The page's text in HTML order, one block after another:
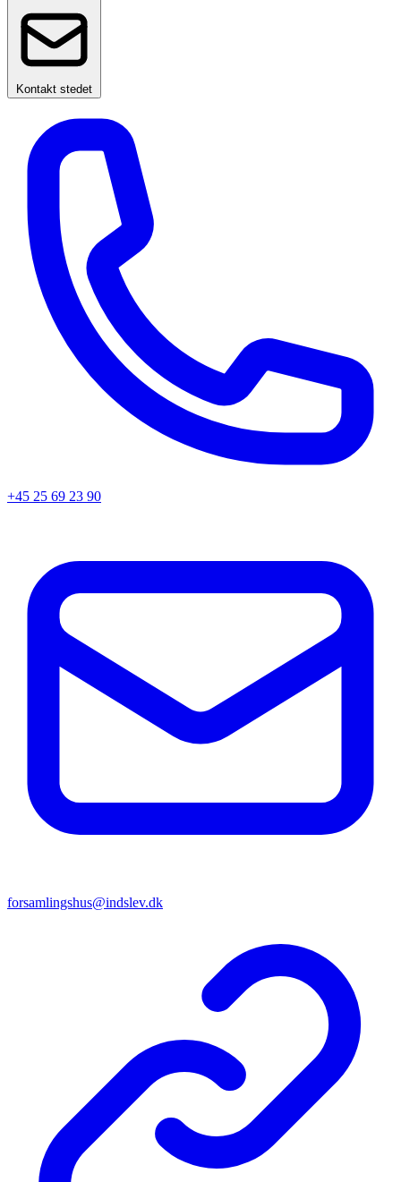
Kontakt stedet
+45 25 69 23 90
forsamlingshus@indslev.dk